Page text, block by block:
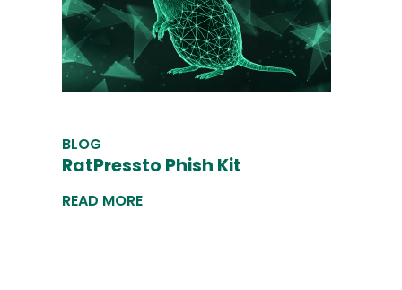
BLOG
RatPressto Phish Kit
READ MORE